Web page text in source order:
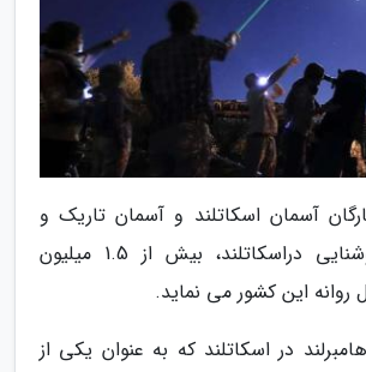
آسمان اسکاتلند و آسمان تاریک و
بدون هرگونه روشنایی دراسکاتلند، بیش از 1.5 میلیون
روانه این کشور می نماید.
در اسکاتلند که به عنوان یکی از